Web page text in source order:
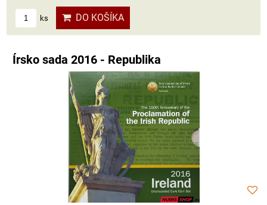
ks DO KOŠÍKA
Írsko sada 2016 - Republika